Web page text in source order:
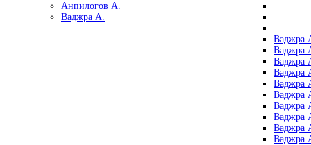
Анпилогов А.
Ваджра А.
Ваджра
Ваджра
Ваджра
Ваджра
Ваджра
Ваджра
Ваджра
Ваджра
Ваджра
Ваджра